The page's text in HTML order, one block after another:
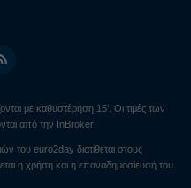
με καθυστέρηση 15’. Οι τιμές των
από την InBroker
του euro2day διατίθεται στους
η χρήση και η επαναδημοσίευσή του